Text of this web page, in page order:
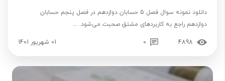
دانلود نمونه سوال فصل 5 حسابان دوازدهم در فصل پنجم حسابان
دوازدهم راجع به کاربردهای مشتق صحبت می‌شود. ...
4898
0 01 شهریور 1401